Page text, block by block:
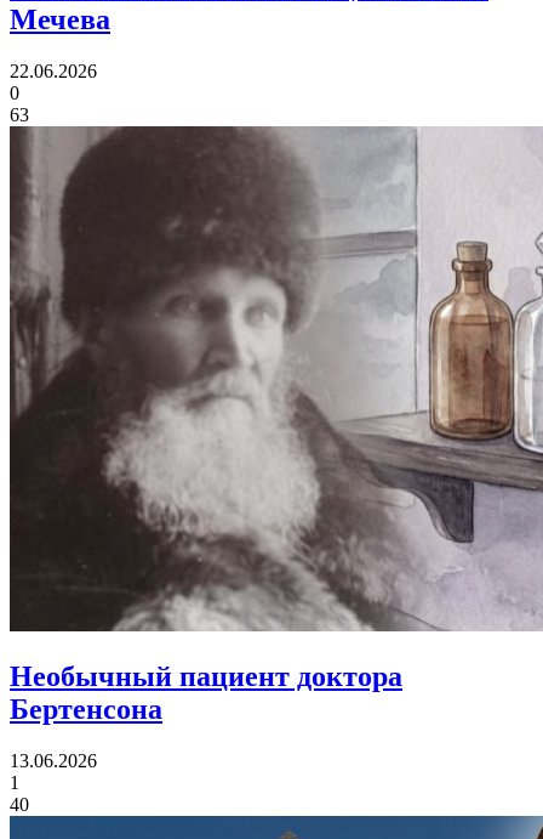
Мечева
22.06.2026
0
63
Необычный пациент доктора
Бертенсона
13.06.2026
1
40